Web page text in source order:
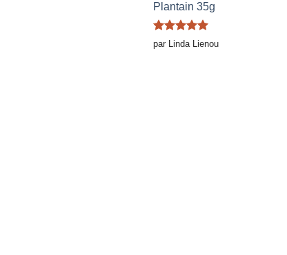
Plantain 35g
Note5sur
5
par Linda Lienou